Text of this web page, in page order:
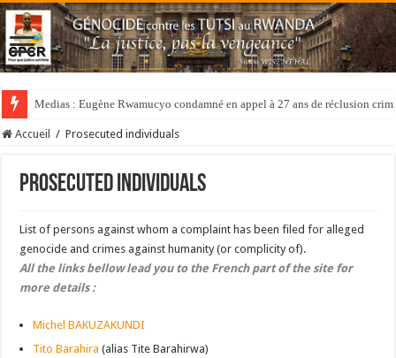
Medias : Eugène Rwamucyo condamné en appel à 27 ans de réclusion
Accueil / Prosecuted individuals
Prosecuted individuals
List ofpersons against whom a complaint has been filedfor alleged
genocide and crimes against humanity (or complicity of).
All the links bellow lead you to the French part of the site for
more details :
Michel BAKUZAKUNDI
Tito Barahira (alias Tite Barahirwa)